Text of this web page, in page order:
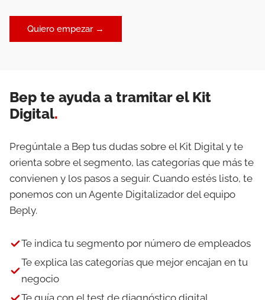
Quiero empezar →
Bep te ayuda a tramitar el Kit
Digital.
Pregúntale a Bep tus dudas sobre el Kit Digital y te
orienta sobre el segmento, las categorías que más te
convienen y los pasos a seguir. Cuando estés listo, te
ponemos con un Agente Digitalizador del equipo
Beply.
Te indica tu segmento por número de empleados
Te explica las categorías que mejor encajan en tu
negocio